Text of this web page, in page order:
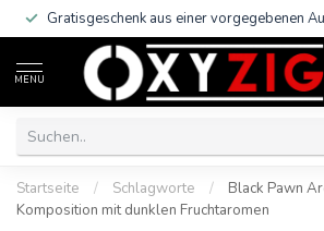
Gratisgeschenk aus einer vorgegebenen
MENU
Startseite / Schlagworte /
Black Pawn
Komposition mit dunklen Fruchtaromen